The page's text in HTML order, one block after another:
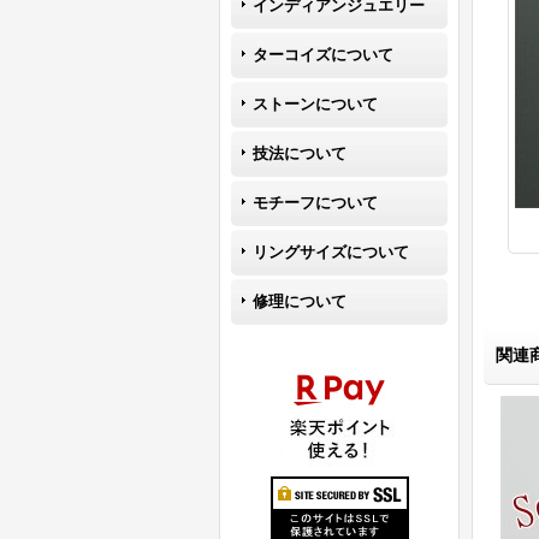
インディアンジュエリー
ターコイズについて
ストーンについて
技法について
モチーフについて
リングサイズについて
修理について
関連